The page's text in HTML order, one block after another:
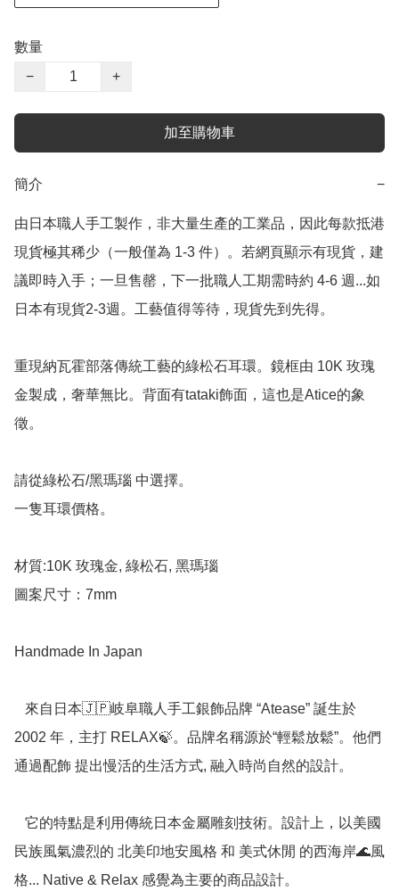
數量
−
+
加至購物車
簡介 −
由日本職人手工製作，非大量生產的工業品，因此每款抵港
現貨極其稀少（一般僅為 1-3 件）。若網頁顯示有現貨，建
議即時入手；一旦售罄，下一批職人工期需時約 4-6 週...如
日本有現貨2-3週。工藝值得等待，現貨先到先得。
重現納瓦霍部落傳統工藝的綠松石耳環。鏡框由 10K 玫瑰
金製成，奢華無比。背面有tataki飾面，這也是Atice的象
徵。
請從綠松石/黑瑪瑙 中選擇。
一隻耳環價格。
材質:10K 玫瑰金, 綠松石, 黑瑪瑙
圖案尺寸：7mm
Handmade In Japan
2002 年，主打 RELAX🍃。品牌名稱源於“輕鬆放鬆”。他們
通過配飾 提出慢活的生活方式, 融入時尚自然的設計。
民族風氣濃烈的 北美印地安風格 和 美式休閒 的西海岸🌊風
格... Native & Relax 感覺為主要的商品設計。